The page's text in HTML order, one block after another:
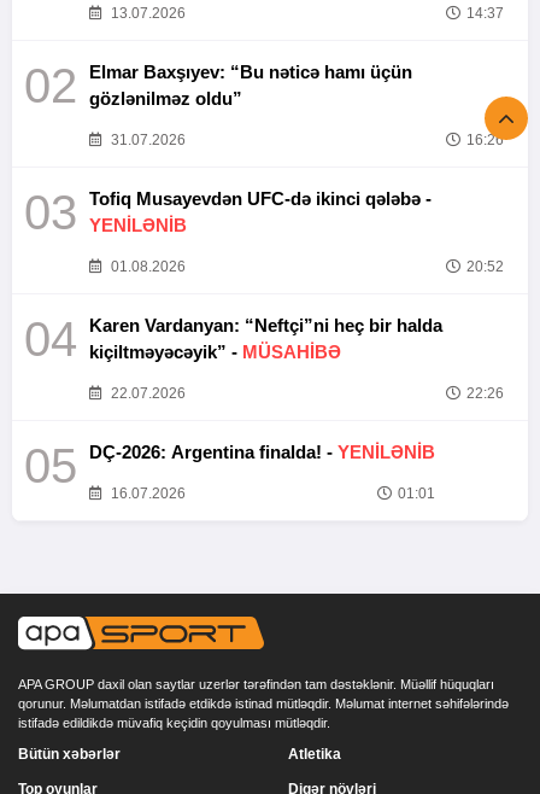
13.07.2026 14:37
02
Elmar Baxşıyev: “Bu nəticə hamı üçün
gözlənilməz oldu”
31.07.2026 16:26
03
Tofiq Musayevdən UFC-də ikinci qələbə -
YENİLƏNİB
01.08.2026 20:52
04
Karen Vardanyan: “Neftçi”ni heç bir halda
kiçiltməyəcəyik” - MÜSAHİBƏ
22.07.2026 22:26
05 DÇ-2026: Argentina finalda! - YENİLƏNİB
16.07.2026 01:01
APA GROUP daxil olan saytlar uzerlər tərəfindən tam dəstəklənir. Müəllif hüquqları
qorunur. Məlumatdan istifadə etdikdə istinad mütləqdir. Məlumat internet səhifələrində
istifadə edildikdə müvafiq keçidin qoyulması mütləqdir.
Bütün xəbərlər
Top oyunlar
Atletika
Digər növləri